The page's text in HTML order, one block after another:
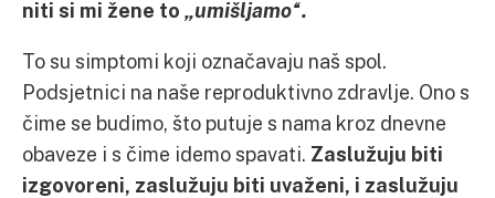
niti si mi žene to „umišljamo“.
To su simptomi koji označavaju naš spol.
Podsjetnici na naše reproduktivno zdravlje. Ono s
čime se budimo, što putuje s nama kroz dnevne
obaveze i s čime idemo spavati. Zaslužuju biti
izgovoreni, zaslužuju biti uvaženi, i zaslužuju